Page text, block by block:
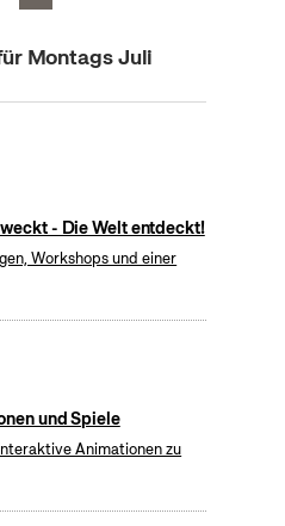
Montags Juli
- Die Welt entdeckt!
Workshops und einer
und Spiele
Animationen zu